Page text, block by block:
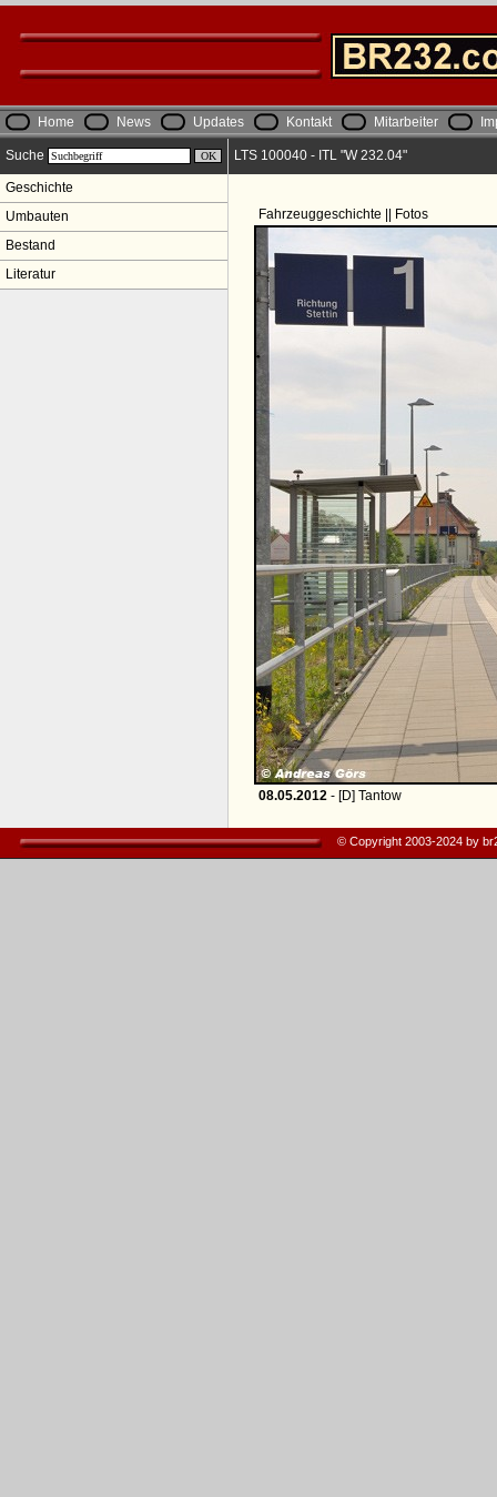
Home News Updates Kontakt Mitarbeiter
Suche
Geschichte
Umbauten
Bestand
Literatur
LTS 100040 - ITL "W 232.04"
Fahrzeuggeschichte || Fotos
08.05.2012- [D] Tantow
© Copyright 2003-2024 by